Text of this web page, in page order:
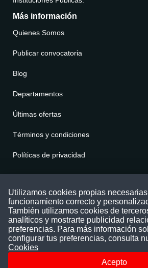
Más información
Quienes Somos
Publicar convocatoria
Blog
Departamentos
Últimas ofertas
Términos y condiciones
Políticas de privacidad
Puede comunicarse con nosotros a
nuestras redes sociales o del correo:
contacto@convocatoriasdetrabajo.com
Siguenos en:
Utilizamos cookies propias necesarias
funcionamiento correcto y
También utilizamos cookies de
analíticos y mostrarte publicidad
preferencias. Para más información
configurar tus preferencias, consulta
Cookies
Acepto